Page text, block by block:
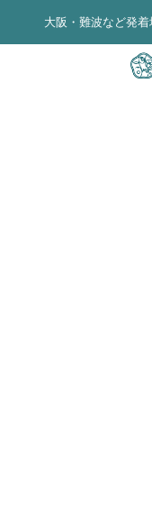
大阪・難波など発